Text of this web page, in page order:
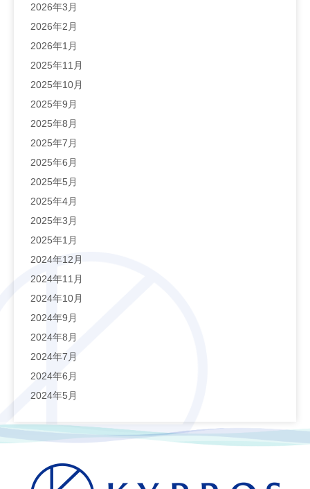
2026年3月
2026年2月
2026年1月
2025年11月
2025年10月
2025年9月
2025年8月
2025年7月
2025年6月
2025年5月
2025年4月
2025年3月
2025年1月
2024年12月
2024年11月
2024年10月
2024年9月
2024年8月
2024年7月
2024年6月
2024年5月